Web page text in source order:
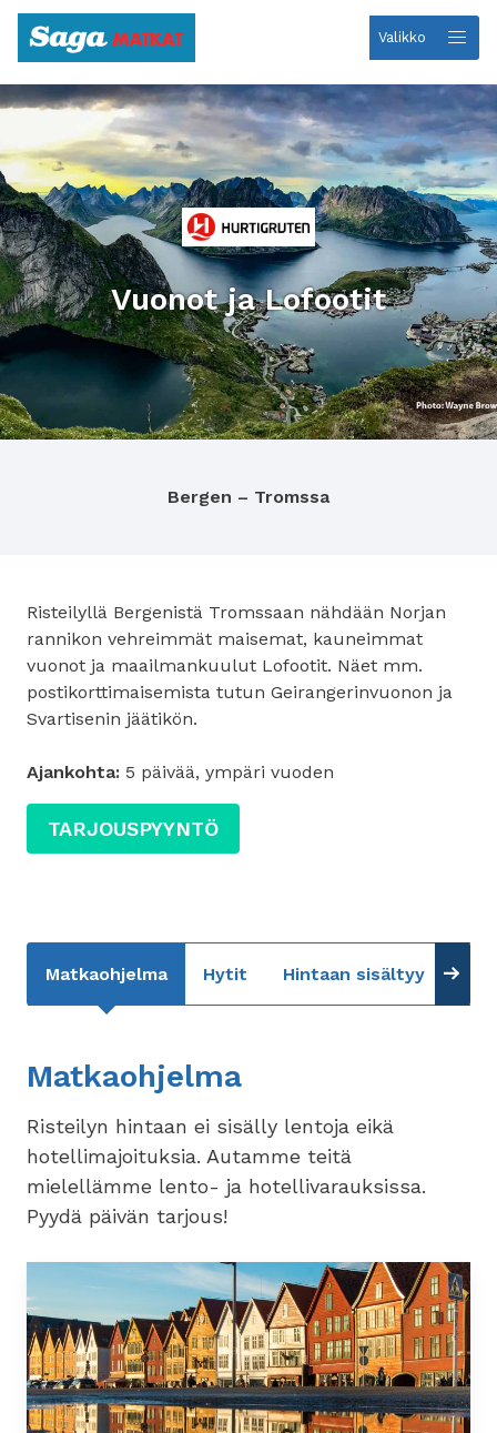
Etusivulle
Valikko
Vuonot ja Lofootit
Bergen – Tromssa
Risteilyllä Bergenistä Tromssaan nähdään Norjan
rannikon vehreimmät maisemat, kauneimmat
vuonot ja maailmankuulut Lofootit. Näet mm.
postikorttimaisemista tutun Geirangerinvuonon ja
Svartisenin jäätikön.
Ajankohta: 5 päivää, ympäri vuoden
TARJOUSPYYNTÖ
Matkaohjelma Hytit Hintaan sisältyy
Matkaohjelma
Risteilyn hintaan ei sisälly lentoja eikä
hotellimajoituksia. Autamme teitä
mielellämme lento- ja hotellivarauksissa.
Pyydä päivän tarjous!